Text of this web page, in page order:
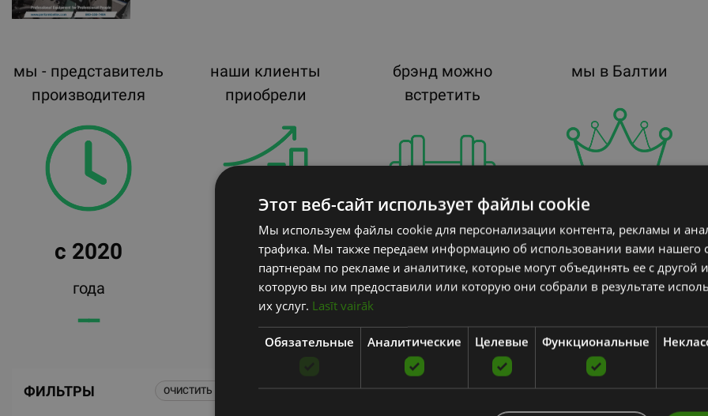
мы - представитель
производителя
с 2020
года
━━
наши клиенты
приобрели
398
товаров
брэнд можно
встретить
в 4+
фитнес клубах
мы в Балтии
официальный
дилер
━━
ФИЛЬТРЫ ОЧИСТИТЬ ВСЕ
Этот веб-сайт использует файлы cookie
Мы используем файлы cookie для персонализации контента, рекламы и
трафика. Мы также передаем информацию об использовании вами нашего
партнерам по рекламе и аналитике, которые могут объединять ее с другой
которую вы им предоставили или которую они собрали в результате
их услуг. Lasīt vairāk
Обязательные Аналитические Целевые Функциональные